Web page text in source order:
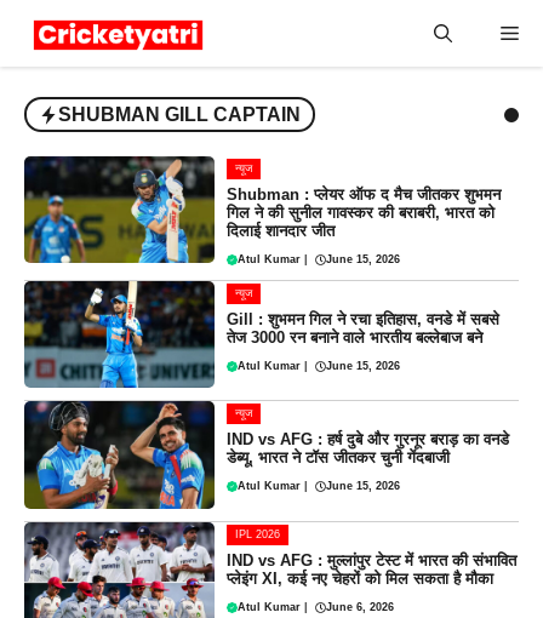
SHUBMAN GILL CAPTAIN
न्यूज
Shubman : प्लेयर ऑफ द मैच जीतकर शुभमन
गिल ने की सुनील गावस्कर की बराबरी, भारत को
दिलाई शानदार जीत
Atul Kumar June 15, 2026
न्यूज
Gill : शुभमन गिल ने रचा इतिहास, वनडे में सबसे
तेज 3000 रन बनाने वाले भारतीय बल्लेबाज बने
Atul Kumar June 15, 2026
न्यूज
IND vs AFG : हर्ष दुबे और गुरनूर बराड़ का वनडे
डेब्यू, भारत ने टॉस जीतकर चुनी गेंदबाजी
Atul Kumar June 15, 2026
IPL 2026
IND vs AFG : मुल्लांपुर टेस्ट में भारत की संभावित
प्लेइंग XI, कई नए चेहरों को मिल सकता है मौका
Atul Kumar June 6, 2026